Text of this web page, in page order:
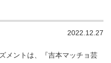
2022.12.27
メントは、『吉本マッチョ芸